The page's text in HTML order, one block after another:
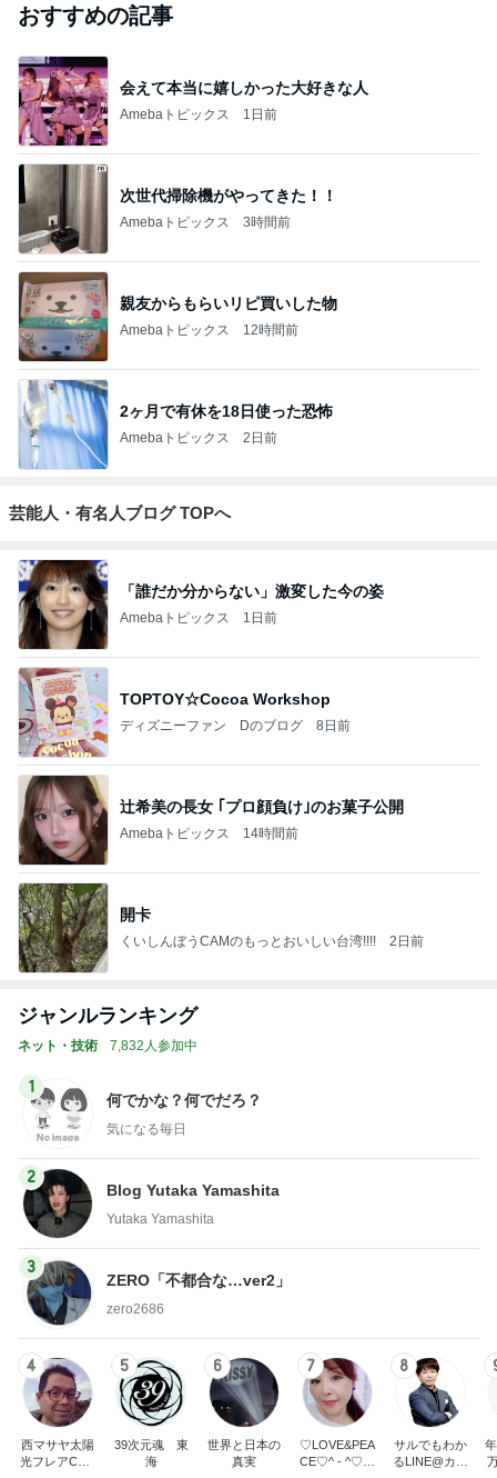
おすすめの記事
会えて本当に嬉しかった大好きな人
Amebaトピックス 1日前
次世代掃除機がやってきた！！
Amebaトピックス 3時間前
親友からもらいリピ買いした物
Amebaトピックス 12時間前
2ヶ月で有休を18日使った恐怖
Amebaトピックス 2日前
芸能人・有名人ブログ TOPへ
「誰だか分からない」激変した今の姿
Amebaトピックス 1日前
TOPTOY☆Cocoa Workshop
ディズニーファン Dのブログ 8日前
辻希美の長女 ｢プロ顔負け｣のお菓子公開
Amebaトピックス 14時間前
開卡
くいしんぼうCAMのもっとおいしい台湾!!!! 2日前
ジャンルランキング
ネット・技術 7,832人参加中
1
何でかな？何でだろ？
気になる毎日
2
Blog Yutaka Yamashita
Yutaka Yamashita
3
ZERO「不都合な…ver2」
zero2686
4
西マサヤ太陽
光フレアCME
5
39次元魂 東
海
6
世界と日本の
真実
7
♡LOVE&PEA
CE♡^ - ^♡の
8
サルでもわか
るLINE@カフ